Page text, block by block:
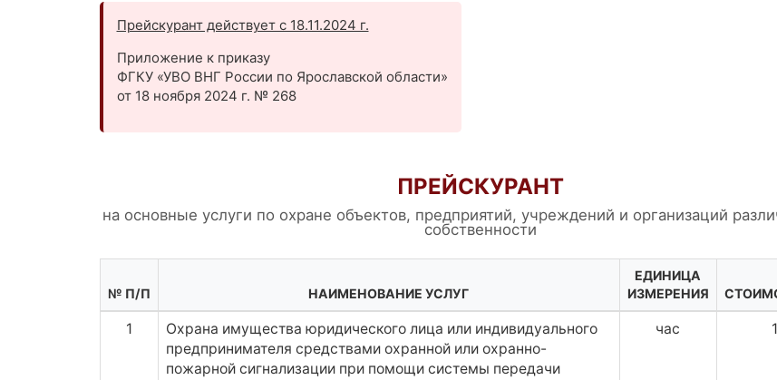
Прейскурант действует с 18.11.2024 г.
Приложение к приказу
ФГКУ «УВО ВНГ России по Ярославской области»
от 18 ноября 2024 г. № 268
ПРЕЙСКУРАНТ
на основные услуги по охране объектов, предприятий, учреждений и организаций
собственности
№ П/П НАИМЕНОВАНИЕ УСЛУГ
ЕДИНИЦА
ИЗМЕРЕНИЯ
1
Охрана имущества юридического лица или индивидуального
предпринимателя средствами охранной или охранно-
пожарной сигнализации при помощи системы передачи
час